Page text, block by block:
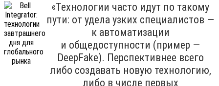
«Технологии часто идут по такому
пути: от удела узких специалистов —
к автоматизации
и общедоступности (пример —
DeepFake). Перспективнее всего
либо создавать новую технологию,
либо в числе первых